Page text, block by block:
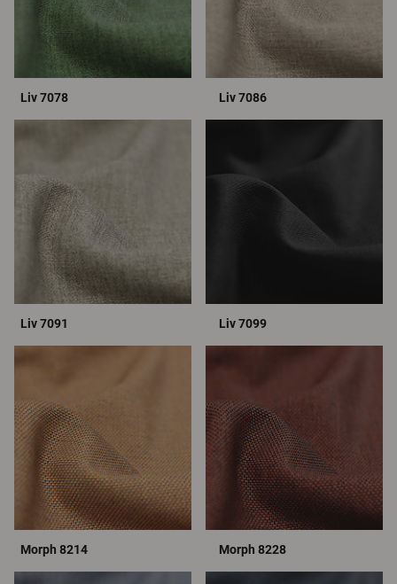
Liv 7078 Liv 7086
Liv 7091 Liv 7099
Morph 8214 Morph 8228